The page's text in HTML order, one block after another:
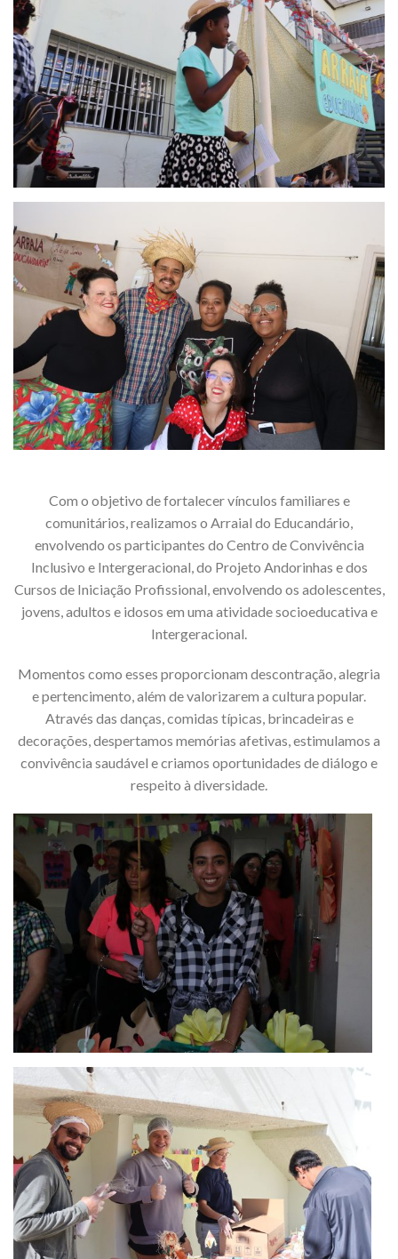
Com o objetivo de fortalecer vínculos familiares e
comunitários, realizamos o Arraial do Educandário,
envolvendo os participantes do Centro de Convivência
Inclusivo e Intergeracional, do Projeto Andorinhas e dos
Cursos de Iniciação Profissional, envolvendo os adolescentes,
jovens, adultos e idosos em uma atividade socioeducativa e
Intergeracional.
Momentos como esses proporcionam descontração, alegria
e pertencimento, além de valorizarem a cultura popular.
Através das danças, comidas típicas, brincadeiras e
decorações, despertamos memórias afetivas, estimulamos a
convivência saudável e criamos oportunidades de diálogo e
respeito à diversidade.